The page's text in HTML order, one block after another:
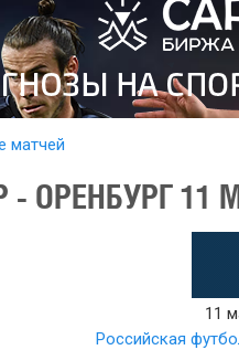
матчей
ОРЕНБУРГ 11
11
Российская